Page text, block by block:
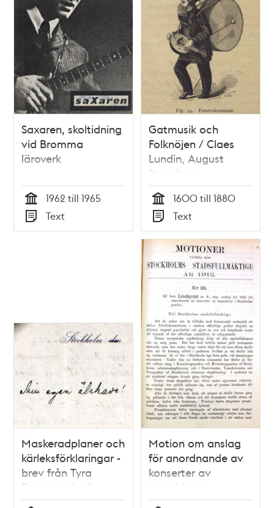
Saxaren, skoltidning
vid Bromma
läroverk
Tid
1962 till 1965
Typ
Text
Gatmusik och
Folknöjen / Claes
Lundin, August
Strindberg
Tid
1600 till 1880
Typ
Text
Maskeradplaner och
kärleksförklaringar -
brev från Tyra
Degermark till
Anton Nyström
Motion om anslag
för anordnande av
konserter av
manskörer i
Stockholms parker -